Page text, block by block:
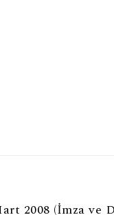
2008 (İmza ve